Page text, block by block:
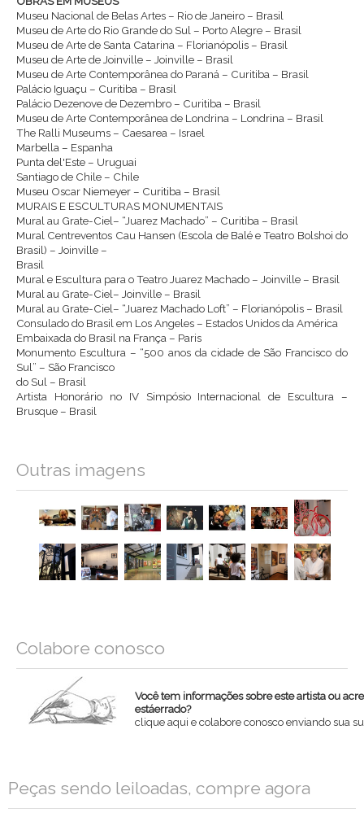
Museu Nacional de Belas Artes – Rio de Janeiro – Brasil
Museu de Arte do Rio Grande do Sul – Porto Alegre – Brasil
Museu de Arte de Santa Catarina – Florianópolis – Brasil
Museu de Arte de Joinville – Joinville – Brasil
Museu de Arte Contemporânea do Paraná – Curitiba – Brasil
Palácio Iguaçu – Curitiba – Brasil
Palácio Dezenove de Dezembro – Curitiba – Brasil
Museu de Arte Contemporânea de Londrina – Londrina – Brasil
The Ralli Museums – Caesarea – Israel
Marbella – Espanha
Punta del'Este – Uruguai
Santiago de Chile – Chile
Museu Oscar Niemeyer – Curitiba – Brasil
MURAIS E ESCULTURAS MONUMENTAIS
Mural au Grate-Ciel– “Juarez Machado” – Curitiba – Brasil
Mural Centreventos Cau Hansen (Escola de Balé e Teatro Bolshoi do
Brasil) – Joinville –
Brasil
Mural e Escultura para o Teatro Juarez Machado – Joinville – Brasil
Mural au Grate-Ciel– Joinville – Brasil
Mural au Grate-Ciel– “Juarez Machado Loft” – Florianópolis – Brasil
Consulado do Brasil em Los Angeles – Estados Unidos da América
Embaixada do Brasil na França – Paris
Monumento Escultura – “500 anos da cidade de São Francisco do
Sul” – São Francisco
do Sul – Brasil
Artista Honorário no IV Simpósio Internacional de Escultura –
Brusque – Brasil
Outras imagens
Colabore conosco
Você tem informações sobre este artista ou
estáerrado?
clique aqui e colabore conosco enviando sua
Peças sendo leiloadas, compre agora